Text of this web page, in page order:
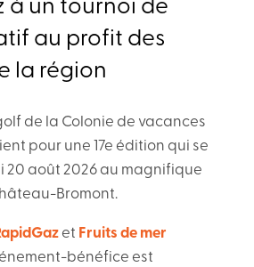
à un tournoi de
au profit des
la région
de la Colonie de vacances
pour une 17e édition qui se
20 août 2026 au magnifique
Bromont.
et Fruits de mer
bénéfice est